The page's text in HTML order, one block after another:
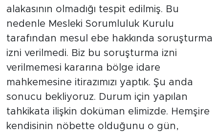
alakasının olmadığı tespit edilmiş. Bu
nedenle Mesleki Sorumluluk Kurulu
tarafından mesul ebe hakkında soruşturma
izni verilmedi. Biz bu soruşturma izni
verilmemesi kararına bölge idare
mahkemesine itirazımızı yaptık. Şu anda
sonucu bekliyoruz. Durum için yapılan
tahkikata ilişkin doküman elimizde. Hemşire
kendisinin nöbette olduğunu o gün,